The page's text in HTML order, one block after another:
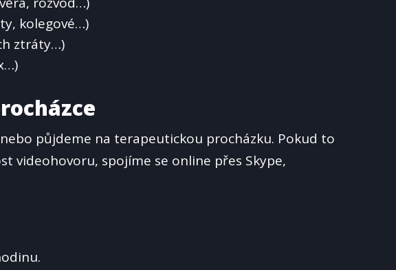
kolegové…)
ztráty…)
půjdeme na terapeutickou procházku. Pokud to
videohovoru, spojíme se online přes Skype,